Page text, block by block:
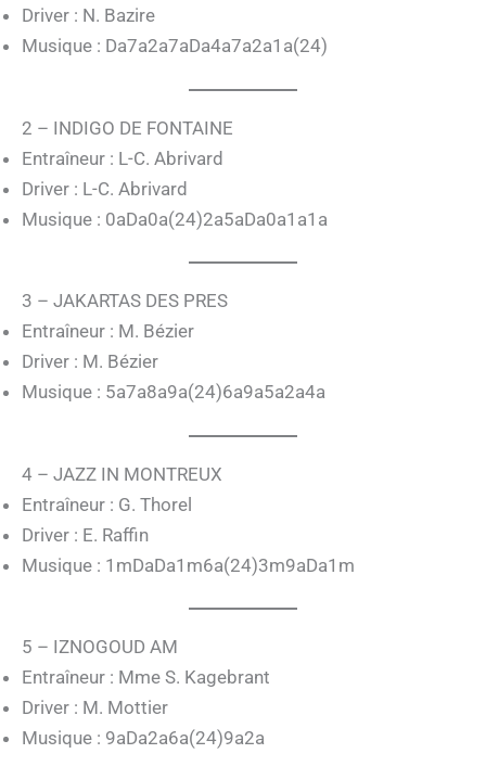
Driver : N. Bazire
Musique : Da7a2a7aDa4a7a2a1a(24)
2 – INDIGO DE FONTAINE
Entraîneur : L-C. Abrivard
Driver : L-C. Abrivard
Musique : 0aDa0a(24)2a5aDa0a1a1a
3 – JAKARTAS DES PRES
Entraîneur : M. Bézier
Driver : M. Bézier
Musique : 5a7a8a9a(24)6a9a5a2a4a
4 – JAZZ IN MONTREUX
Entraîneur : G. Thorel
Driver : E. Raffin
Musique : 1mDaDa1m6a(24)3m9aDa1m
5 – IZNOGOUD AM
Entraîneur : Mme S. Kagebrant
Driver : M. Mottier
Musique : 9aDa2a6a(24)9a2a